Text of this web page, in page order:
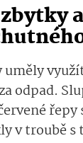
uměly
odpad.
řepy
v troubě s